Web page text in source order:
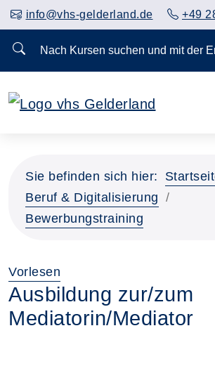
info@vhs-gelderland.de +49
Nach Kursen suchen und mit der
Sie befinden sich hier:
Beruf & Digitalisierung
Bewerbungstraining
Vorlesen
Ausbildung zur/zum
Mediatorin/Mediator